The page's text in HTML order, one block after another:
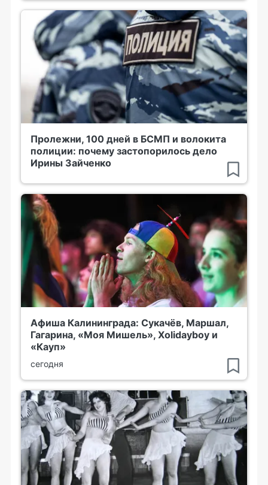
Пролежни, 100 дней в БСМП и волокита
полиции: почему застопорилось дело
Ирины Зайченко
Афиша Калининграда: Сукачёв, Маршал,
Гагарина, «Моя Мишель», Xolidayboy и
«Кауп»
сегодня